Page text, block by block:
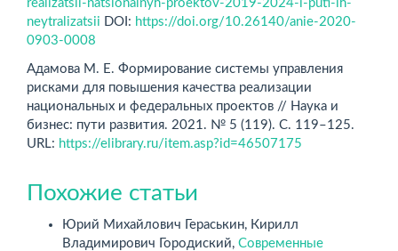
realizatsii-natsionalnyh-proektov-2019-2024-i-puti-ih-
neytralizatsii DOI: https://doi.org/10.26140/anie-2020-
0903-0008
Адамова М. Е. Формирование системы управления
рисками для повышения качества реализации
национальных и федеральных проектов // Наука и
бизнес: пути развития. 2021. № 5 (119). С. 119–125.
URL: https://elibrary.ru/item.asp?id=46507175
Похожие статьи
Юрий Михайлович Гераськин, Кирилл
Владимирович Городиский, Современные